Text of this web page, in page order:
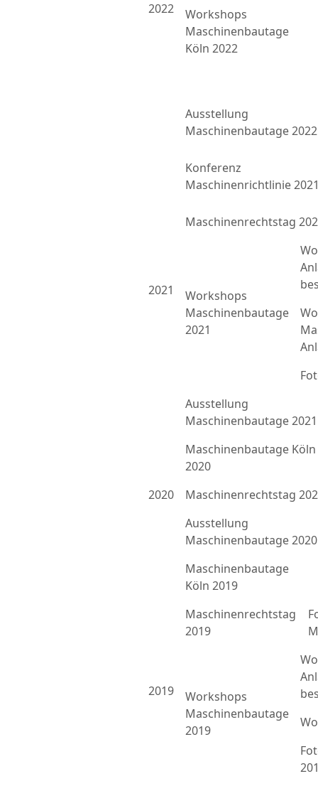
2022
Workshops
Maschinenbautage
Köln 2022
Ausstellung
Maschinenbautage 2022
2021
Konferenz
Maschinenrichtlinie
Maschinenrechtstag
Workshops
Maschinenbautage
2021
Ausstellung
Maschinenbautage 2021
2020
Maschinenbautage Köln
2020
Maschinenrechtstag
Ausstellung
Maschinenbautage 2020
2019
Maschinenbautage
Köln 2019
Maschinenrechtstag
2019
Workshops
Maschinenbautage
2019